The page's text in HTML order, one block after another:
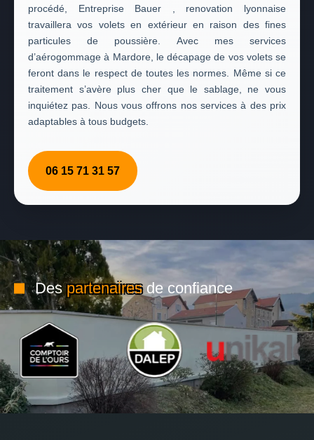
procédé, Entreprise Bauer , renovation lyonnaise
travaillera vos volets en extérieur en raison des fines
particules de poussière. Avec mes services
d’aérogommage à Mardore, le décapage de vos volets se
feront dans le respect de toutes les normes. Même si ce
traitement s’avère plus cher que le sablage, ne vous
inquiétez pas. Nous vous offrons nos services à des prix
adaptables à tous budgets.
06 15 71 31 57
Despartenairesde confiance